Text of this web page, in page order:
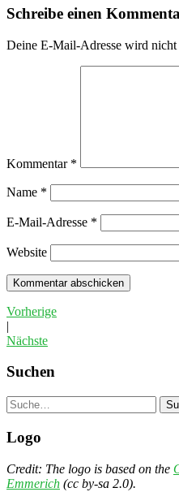
Schreibe einen
Deine E-Mail-Adresse wird
Kommentar *
Name *
E-Mail-Adresse *
Website
Vorherige
|
Nächste
Suchen
Suche
Logo
Credit: The logo is based on the
Emmerich (cc by-sa 2.0).